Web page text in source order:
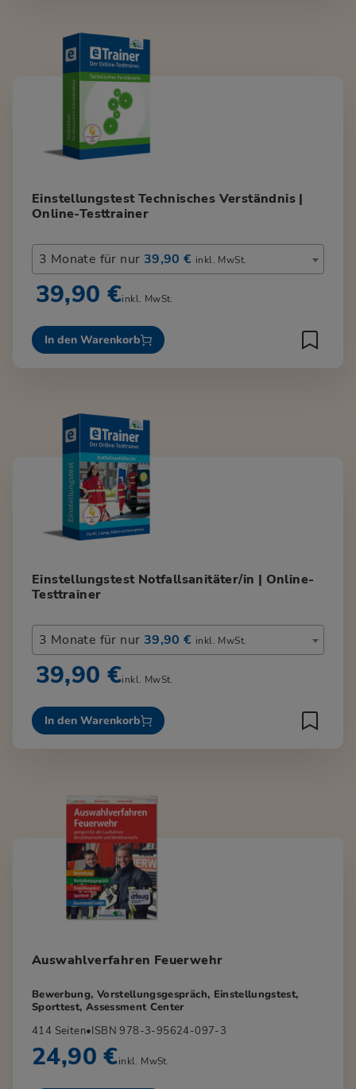
Einstellungstest Technisches Verständnis |
Online-Testtrainer
3 Monate für nur 39,90 € inkl. MwSt.
39,90 €inkl. MwSt.
In den Warenkorb
Einstellungstest Notfallsanitäter/in | Online-
Testtrainer
3 Monate für nur 39,90 € inkl. MwSt.
39,90 €inkl. MwSt.
In den Warenkorb
Auswahlverfahren Feuerwehr
Bewerbung, Vorstellungsgespräch, Einstellungstest,
Sporttest, Assessment Center
414 Seiten•ISBN 978-3-95624-097-3
24,90 €inkl. MwSt.